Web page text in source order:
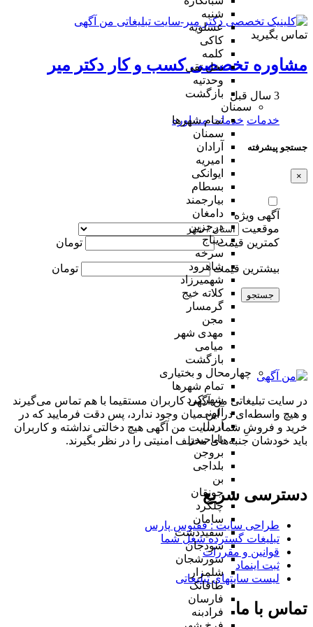
شنبه
عسلویه
کاکی
کلمه
نخل تقی
وحدتیه
بازگشت
سمنان
تمام شهر‌ها
سمنان
آرادان
امیریه
ایوانکی
بسطام
بیارجمند
دامغان
درجزین
دیباج
سرخه
شاهرود
شهمیرزاد
کلاته خیج
گرمسار
مجن
مهدی شهر
میامی
بازگشت
چهارمحال و بختیاری
تمام شهر‌ها
شهرکرد
آلونی
اردل
باباحیدر
بروجن
بلداجی
بن
جونقان
چلگرد
سامان
سفیددشت
سودجان
سورشجان
شلمزار
طاقانک
فارسان
فرادبنه
تماس بگیرید
مشاوره تخصصی کسب و کار دکتر میر
3 سال قبل
خدمات خدمات مشاوره
جستجو پیشرفته
×
آگهی ویژه
موقعیت
کمترین قیمت
تومان
بیشترین قیمت تومان
جستجو
در سایت تبلیغاتی من آگهی کاربران مستقیما با هم تماس می‌گیرند
و هیچ واسطه‌ای در این میان وجود ندارد، پس دقت فرمایید که در
خرید و فروشِ شما، سایت من آگهی هیچ دخالتی نداشته و کاربران
باید خودشان جنبه‌های مختلف امنیتی را در نظر بگیرند.
دسترسی سریع
طراحی سایت :‌ ققنوس پارس
تبلیغات گسترده شغل شما
قوانین و مقررات
ثبت اینماد
لیست سایتهای تبلیغاتی
تماس با ما